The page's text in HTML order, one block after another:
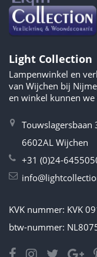
Light Collection
Lampenwinkel en
van Wijchen bij
en winkel kunnen
Touwslagersbaan
6602AL Wijchen
+31 (0)24-
KVK nummer: KVK
btw-nummer: